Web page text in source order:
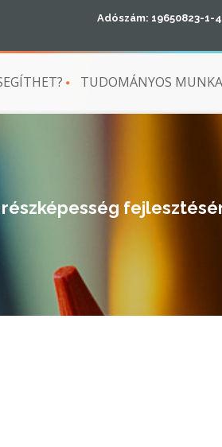
Adószám: 19650823-1-
TUDOMÁNYOS MUNKA